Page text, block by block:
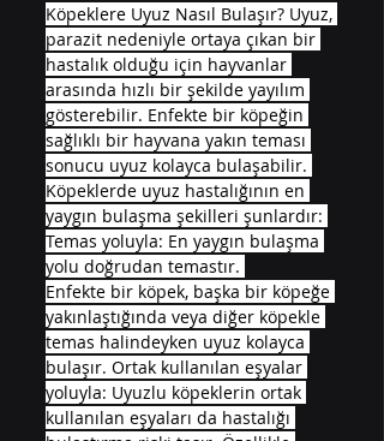
Köpeklere Uyuz Nasıl Bulaşır? Uyuz,
parazit nedeniyle ortaya çıkan bir
hastalık olduğu için hayvanlar
arasında hızlı bir şekilde yayılım
gösterebilir. Enfekte bir köpeğin
sağlıklı bir hayvana yakın teması
sonucu uyuz kolayca bulaşabilir.
Köpeklerde uyuz hastalığının en
yaygın bulaşma şekilleri şunlardır:
Temas yoluyla: En yaygın bulaşma
yolu doğrudan temastır.
Enfekte bir köpek, başka bir köpeğe
yakınlaştığında veya diğer köpekle
temas halindeyken uyuz kolayca
bulaşır. Ortak kullanılan eşyalar
yoluyla: Uyuzlu köpeklerin ortak
kullanılan eşyaları da hastalığı